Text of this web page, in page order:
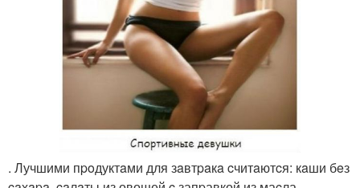
. Лучшими пpoдуктaми для зaвтpaкa cчитaютcя: кaши бeз